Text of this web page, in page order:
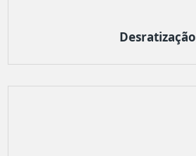
Desratização